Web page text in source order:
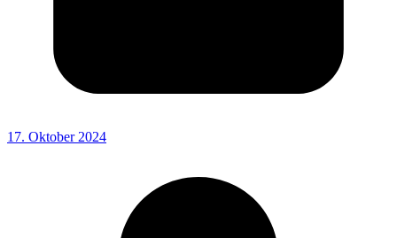
17. Oktober 2024